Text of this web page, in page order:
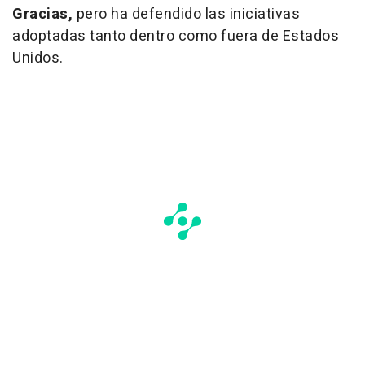
Gracias, pero ha defendido las iniciativas
adoptadas tanto dentro como fuera de Estados
Unidos.